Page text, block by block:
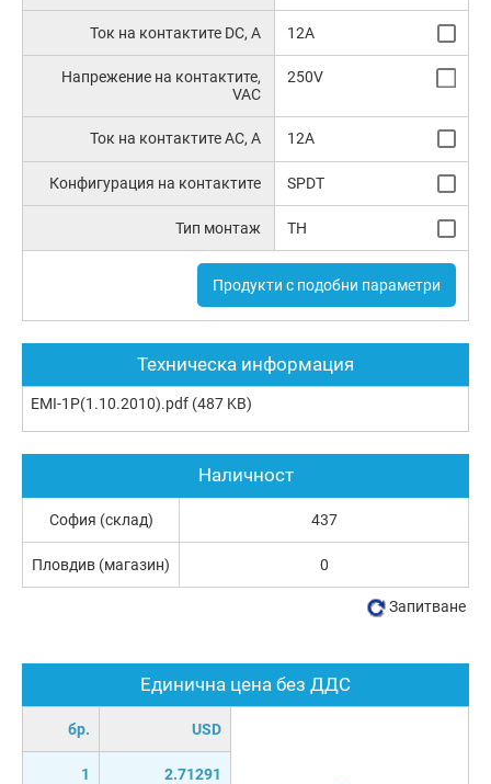
Ток на контактите DC, A 12A
Напрежение на контактите,
VAC
250V
Ток на контактите AC, A 12A
Конфигурация на контактите SPDT
Тип монтаж TH
Продукти с подобни параметри
Техническа информация
EMI-1P(1.10.2010).pdf (487 KB)
Единична цена без ДДС
бр. USD
1 2.71291
Наличност
София (склад) 437
Пловдив (магазин) 0
Запитване